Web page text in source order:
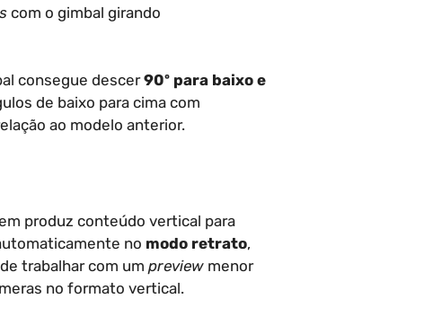
com o gimbal girando
consegue descer90º para baixo e
de baixo para cima com
ao modelo anterior.
produz conteúdo vertical para
no modo retrato,
trabalhar com um preview menor
no formato vertical.